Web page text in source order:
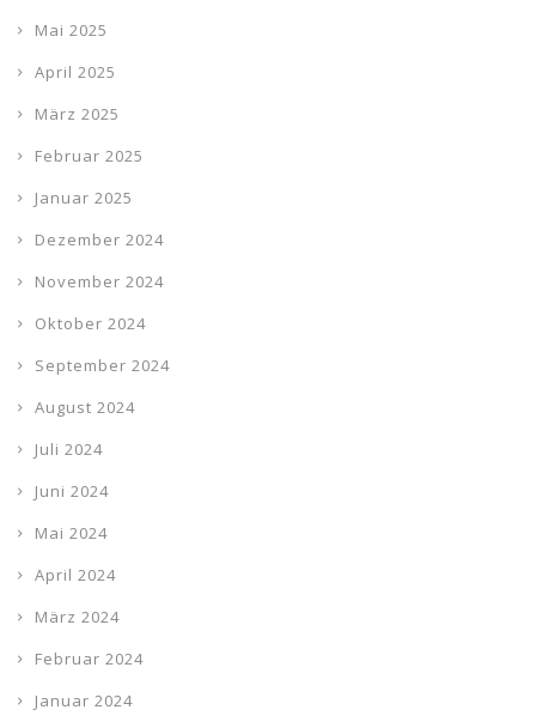
Mai 2025
April 2025
März 2025
Februar 2025
Januar 2025
Dezember 2024
November 2024
Oktober 2024
September 2024
August 2024
Juli 2024
Juni 2024
Mai 2024
April 2024
März 2024
Februar 2024
Januar 2024